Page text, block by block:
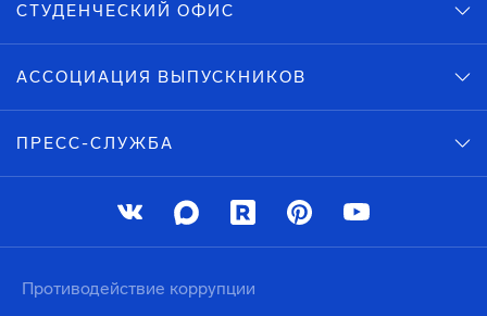
СТУДЕНЧЕСКИЙ ОФИС
АССОЦИАЦИЯ ВЫПУСКНИКОВ
ПРЕСС-СЛУЖБА
Противодействие коррупции